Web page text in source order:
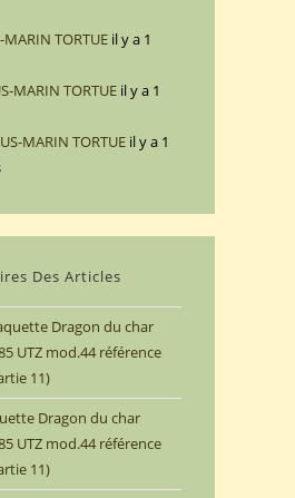
MARIN TORTUE il y a 1
MARIN TORTUE il y a 1
MARIN TORTUE il y a 1
Des Articles
Dragon du char
UTZ mod.44 référence
11)
Dragon du char
UTZ mod.44 référence
11)